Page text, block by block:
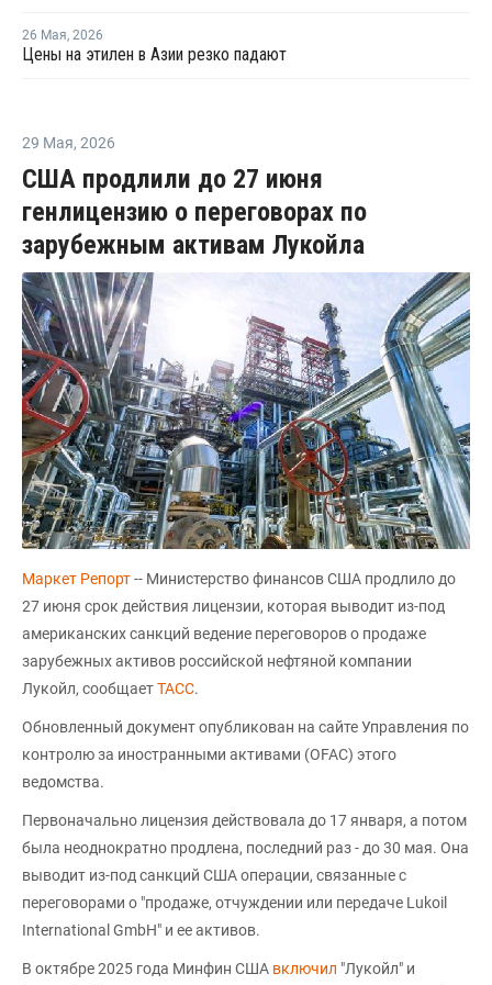
26 Мая, 2026
Цены на этилен в Азии резко падают
29 Мая, 2026
США продлили до 27 июня
генлицензию о переговорах по
зарубежным активам Лукойла
Маркет Репорт-- Министерство финансов США продлило до
27 июня срок действия лицензии, которая выводит из-под
американских санкций ведение переговоров о продаже
зарубежных активов российской нефтяной компании
Лукойл, сообщаетТАСС.
Обновленный документ опубликован на сайте Управления по
контролю за иностранными активами (OFAC) этого
ведомства.
Первоначально лицензия действовала до 17 января, а потом
была неоднократно продлена, последний раз - до 30 мая. Она
выводит из-под санкций США операции, связанные с
переговорами о "продаже, отчуждении или передаче Lukoil
International GmbH" и ее активов.
В октябре 2025 года Минфин США включил "Лукойл" и